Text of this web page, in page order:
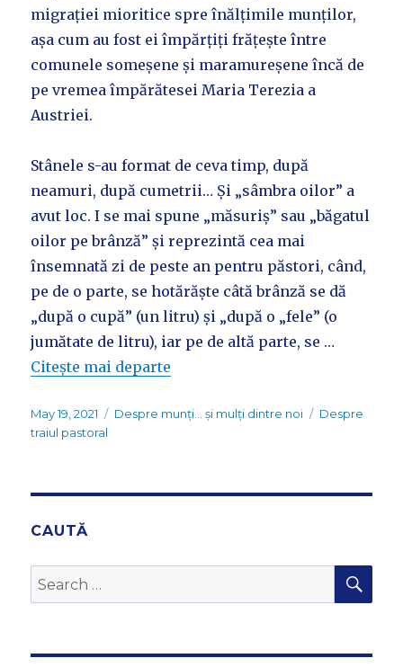
migrației mioritice spre înălțimile munților,
așa cum au fost ei împărțiți frățește între
comunele someșene și maramureșene încă de
pe vremea împărătesei Maria Terezia a
Austriei.
Stânele s-au format de ceva timp, după
neamuri, după cumetrii… Și „sâmbra oilor” a
avut loc. I se mai spune „măsuriș” sau „băgatul
oilor pe brânză” și reprezintă cea mai
însemnată zi de peste an pentru păstori, când,
pe de o parte, se hotărăște câtă brânză se dă
„după o cupă” (un litru) și „după o „fele” (o
jumătate de litru), iar pe de altă parte, se …
Citește mai departe
Posted
on
May 19, 2021 Categories
Despre munți... și mulți dintre noi Tags
Despre
traiul pastoral
CAUTĂ
Search
for: